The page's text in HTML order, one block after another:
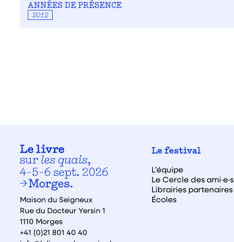
ANNÉES DE PRÉSENCE
2012
Maison du Seigneux
Rue du Docteur Yersin 1
1110 Morges
+41 (0)21 801 40 40
Le festival
L’équipe
Le Cercle des ami·e·s
Librairies partenaires
Écoles